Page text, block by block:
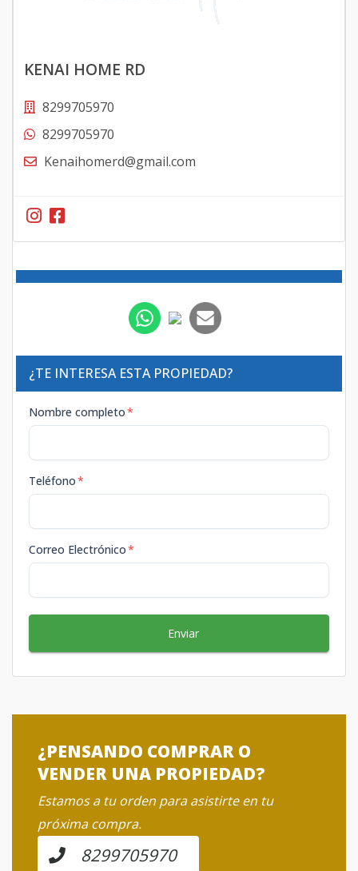
KENAI HOME RD
8299705970
8299705970
Kenaihomerd@gmail.com
¿TE INTERESA ESTA PROPIEDAD?
Nombre completo*
Teléfono*
Correo Electrónico*
Enviar
¿PENSANDO COMPRAR O
VENDER UNA PROPIEDAD?
Estamos a tu orden para asistirte en tu
próxima compra.
8299705970